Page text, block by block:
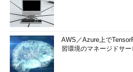
AWS／Azure上で
習環境のマネージドサ